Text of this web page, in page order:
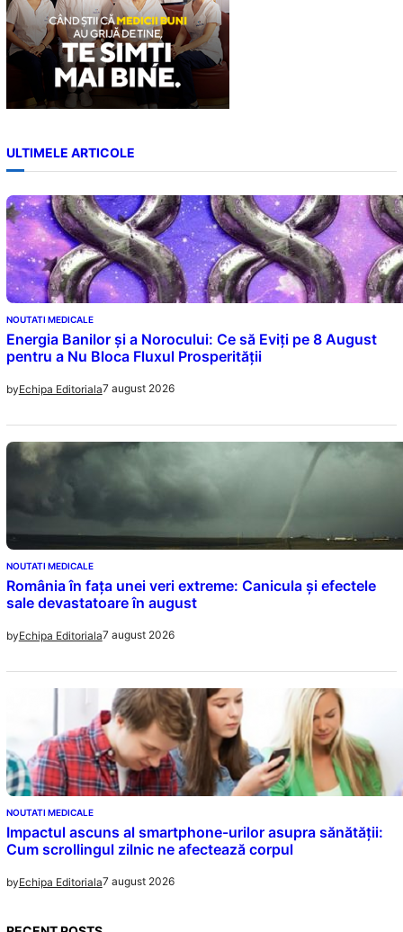
ULTIMELE ARTICOLE
NOUTATI MEDICALE
Energia Banilor și a Norocului: Ce să Eviți pe 8 August
pentru a Nu Bloca Fluxul Prosperității
byEchipa Editoriala7 august 2026
NOUTATI MEDICALE
România în fața unei veri extreme: Canicula și efectele
sale devastatoare în august
byEchipa Editoriala7 august 2026
NOUTATI MEDICALE
Impactul ascuns al smartphone-urilor asupra sănătății:
Cum scrollingul zilnic ne afectează corpul
byEchipa Editoriala7 august 2026